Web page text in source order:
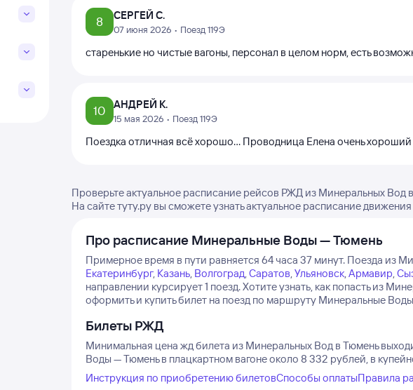
8 СЕРГЕЙ С.
07 июня 2026 • Поезд 119Э
старенькие но чистые вагоны, персонал в целом норм, есть
10 АНДРЕЙ К.
15 мая 2026 • Поезд 119Э
Поездка отличная всё хорошо... Проводница Елена очень
Проверьте актуальное расписание рейсов РЖД из Минеральных
На сайте туту.ру вы сможете узнать актуальное расписание
Про расписание Минеральные Воды — Тюмень
Примерное время в пути равняется 64 часа 37 минут. Поезда из
Екатеринбург, Казань, Волгоград,Саратов,Ульяновск,Армавир,
направлении курсирует 1 поезд.Хотите узнать, как попасть из
оформить и купить билет на поезд по маршруту Минеральные
Билеты РЖД
Минимальная цена жд билета из Минеральных Вод в Тюмень
Воды — Тюмень в плацкартном вагоне около 8 332 рублей, в
Инструкция по приобретению билетовСпособы оплатыПравила